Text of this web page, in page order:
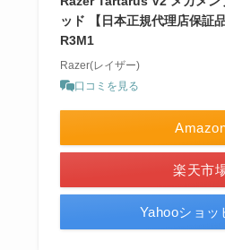
ッド 【日本正規代理店保証
R3M1
Razer(レイザー)
口コミを見る
楽天市
Yahooショッ